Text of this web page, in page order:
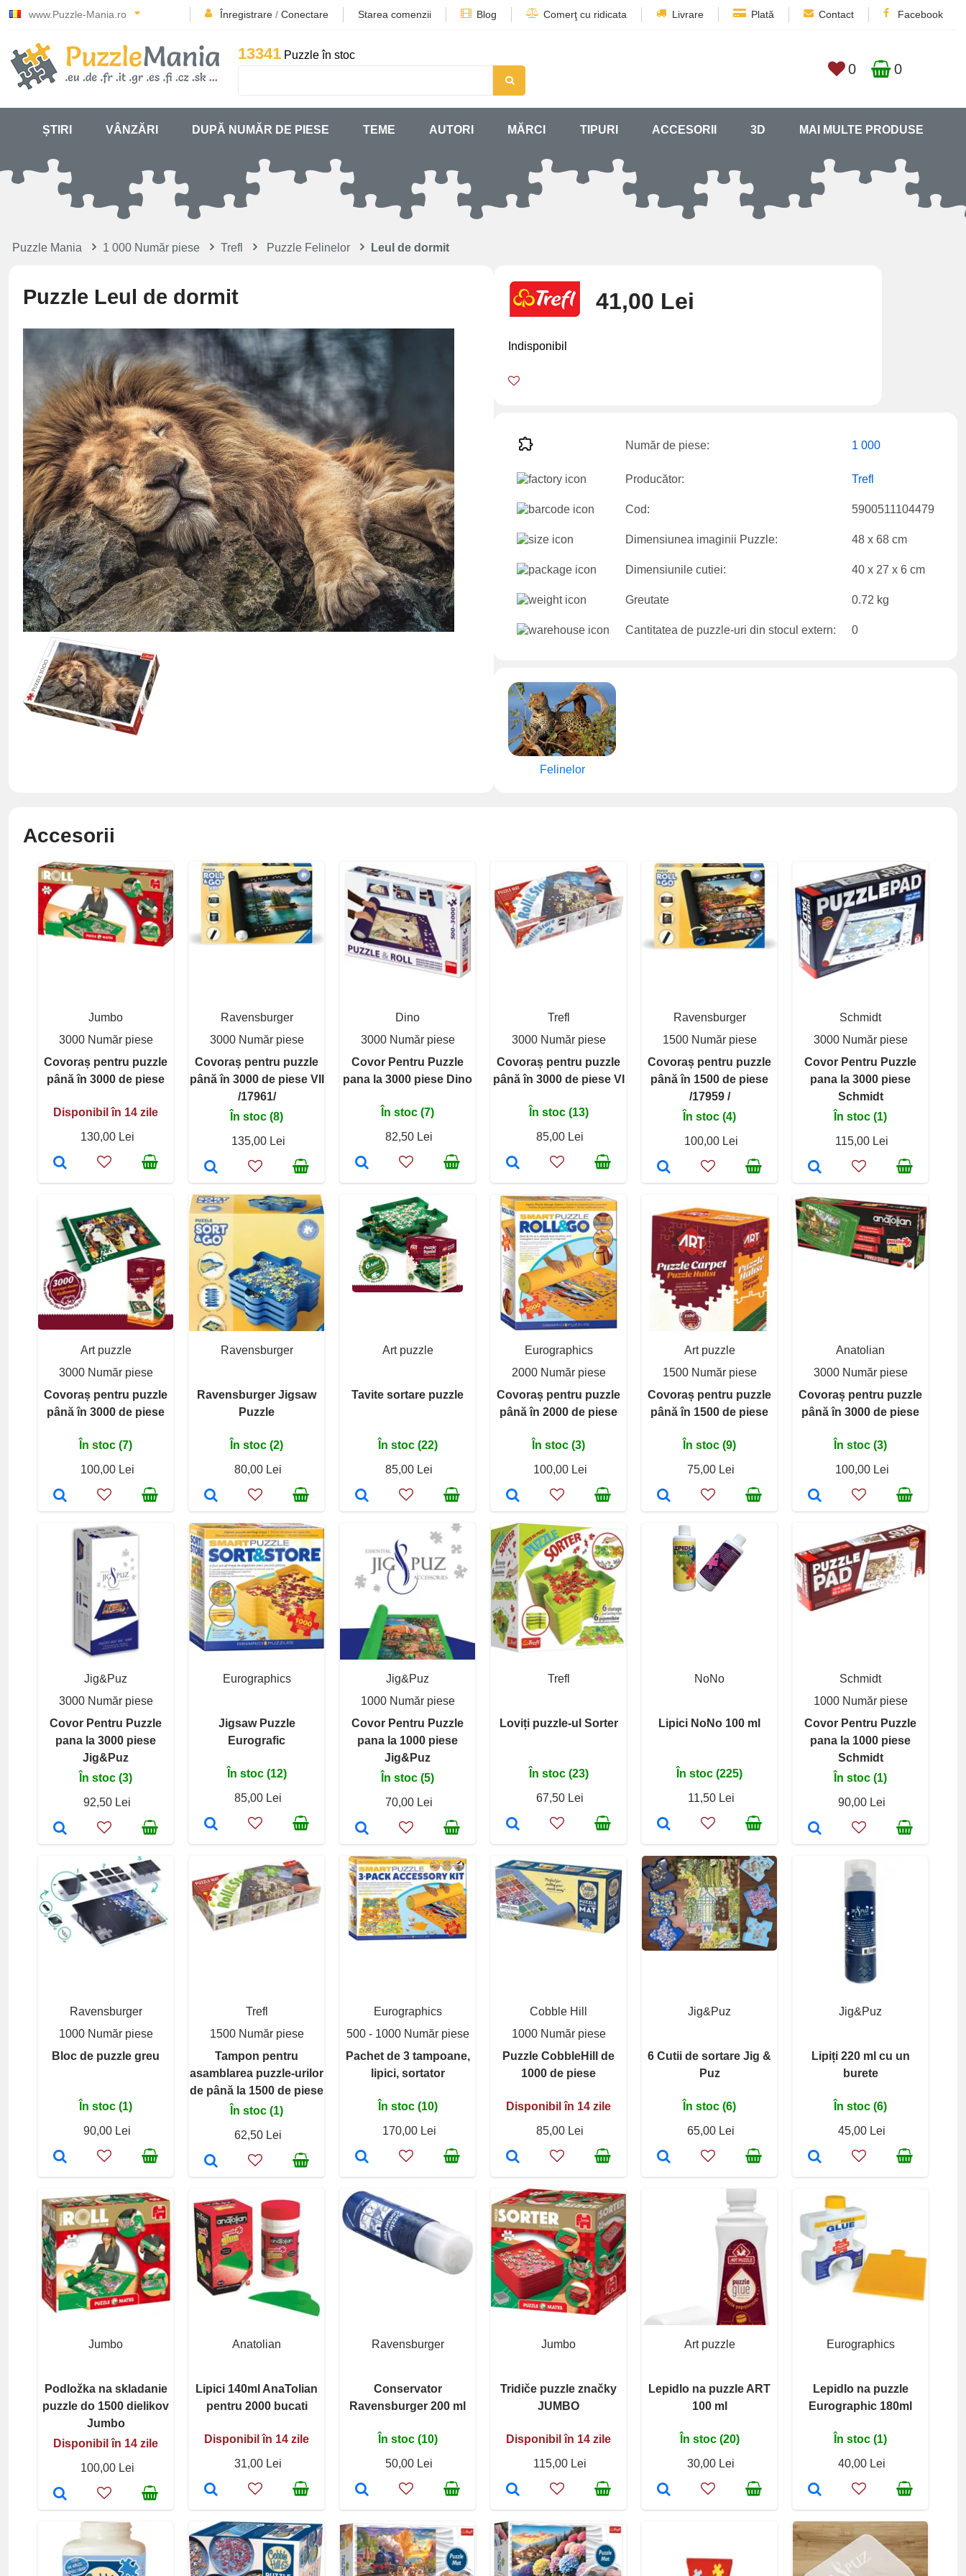
www.Puzzle-Mania.ro Înregistrare / Conectare Starea comenzii Blog Comerţ cu ridicata Livrare Plată Contact Facebook
13341 Puzzle în stoc
0 0
ȘTIRI VÂNZĂRI DUPĂ NUMĂR DE PIESE TEME AUTORI MĂRCI TIPURI ACCESORII 3D MAI MULTE PRODUSE
Puzzle Mania 1 000 Număr piese Trefl Puzzle Felinelor Leul de dormit
Puzzle Leul de dormit 41,00 Lei
Indisponibil
Număr de piese: 1 000
Producător: Trefl
Cod: 5900511104479
Dimensiunea imaginii Puzzle: 48 x 68 cm
Dimensiunile cutiei: 40 x 27 x 6 cm
Greutate 0.72 kg
Cantitatea de puzzle-uri din stocul extern: 0
Felinelor
Accesorii
Jumbo
3000 Număr piese
Covoraș pentru puzzle
până în 3000 de piese
Disponibil în 14 zile
130,00 Lei
Ravensburger
3000 Număr piese
Covoraș pentru puzzle
până în 3000 de piese VII
/17961/
În stoc (8)
135,00 Lei
Dino
3000 Număr piese
Covor Pentru Puzzle
pana la 3000 piese Dino
În stoc (7)
82,50 Lei
Trefl
3000 Număr piese
Covoraș pentru puzzle
până în 3000 de piese VI
În stoc (13)
85,00 Lei
Ravensburger
1500 Număr piese
Covoraș pentru puzzle
până în 1500 de piese
/17959 /
În stoc (4)
100,00 Lei
Schmidt
3000 Număr piese
Covor Pentru Puzzle
pana la 3000 piese
Schmidt
În stoc (1)
115,00 Lei
Art puzzle
3000 Număr piese
Covoraș pentru puzzle
până în 3000 de piese
În stoc (7)
100,00 Lei
Ravensburger
Ravensburger Jigsaw
Puzzle
În stoc (2)
80,00 Lei
Art puzzle
Tavite sortare puzzle
În stoc (22)
85,00 Lei
Eurographics
2000 Număr piese
Covoraș pentru puzzle
până în 2000 de piese
În stoc (3)
100,00 Lei
Art puzzle
1500 Număr piese
Covoraș pentru puzzle
până în 1500 de piese
În stoc (9)
75,00 Lei
Anatolian
3000 Număr piese
Covoraș pentru puzzle
până în 3000 de piese
În stoc (3)
100,00 Lei
Jig&Puz
3000 Număr piese
Covor Pentru Puzzle
pana la 3000 piese
Jig&Puz
În stoc (3)
92,50 Lei
Eurographics
Jigsaw Puzzle
Eurografic
În stoc (12)
85,00 Lei
Jig&Puz
1000 Număr piese
Covor Pentru Puzzle
pana la 1000 piese
Jig&Puz
În stoc (5)
70,00 Lei
Trefl
Loviți puzzle-ul Sorter
În stoc (23)
67,50 Lei
NoNo
Lipici NoNo 100 ml
În stoc (225)
11,50 Lei
Schmidt
1000 Număr piese
Covor Pentru Puzzle
pana la 1000 piese
Schmidt
În stoc (1)
90,00 Lei
Ravensburger
1000 Număr piese
Bloc de puzzle greu
În stoc (1)
90,00 Lei
Trefl
1500 Număr piese
Tampon pentru
asamblarea puzzle-urilor
de până la 1500 de piese
În stoc (1)
62,50 Lei
Eurographics
500 - 1000 Număr piese
Pachet de 3 tampoane,
lipici, sortator
În stoc (10)
170,00 Lei
Cobble Hill
1000 Număr piese
Puzzle CobbleHill de
1000 de piese
Disponibil în 14 zile
85,00 Lei
Jig&Puz
6 Cutii de sortare Jig &
Puz
În stoc (6)
65,00 Lei
Jig&Puz
Lipiți 220 ml cu un
burete
În stoc (6)
45,00 Lei
Jumbo
Podložka na skladanie
puzzle do 1500 dielikov
Jumbo
Disponibil în 14 zile
100,00 Lei
Anatolian
Lipici 140ml AnaTolian
pentru 2000 bucati
Disponibil în 14 zile
31,00 Lei
Ravensburger
Conservator
Ravensburger 200 ml
În stoc (10)
50,00 Lei
Jumbo
Tridiče puzzle značky
JUMBO
Disponibil în 14 zile
115,00 Lei
Art puzzle
Lepidlo na puzzle ART
100 ml
În stoc (20)
30,00 Lei
Eurographics
Lepidlo na puzzle
Eurographic 180ml
În stoc (1)
40,00 Lei